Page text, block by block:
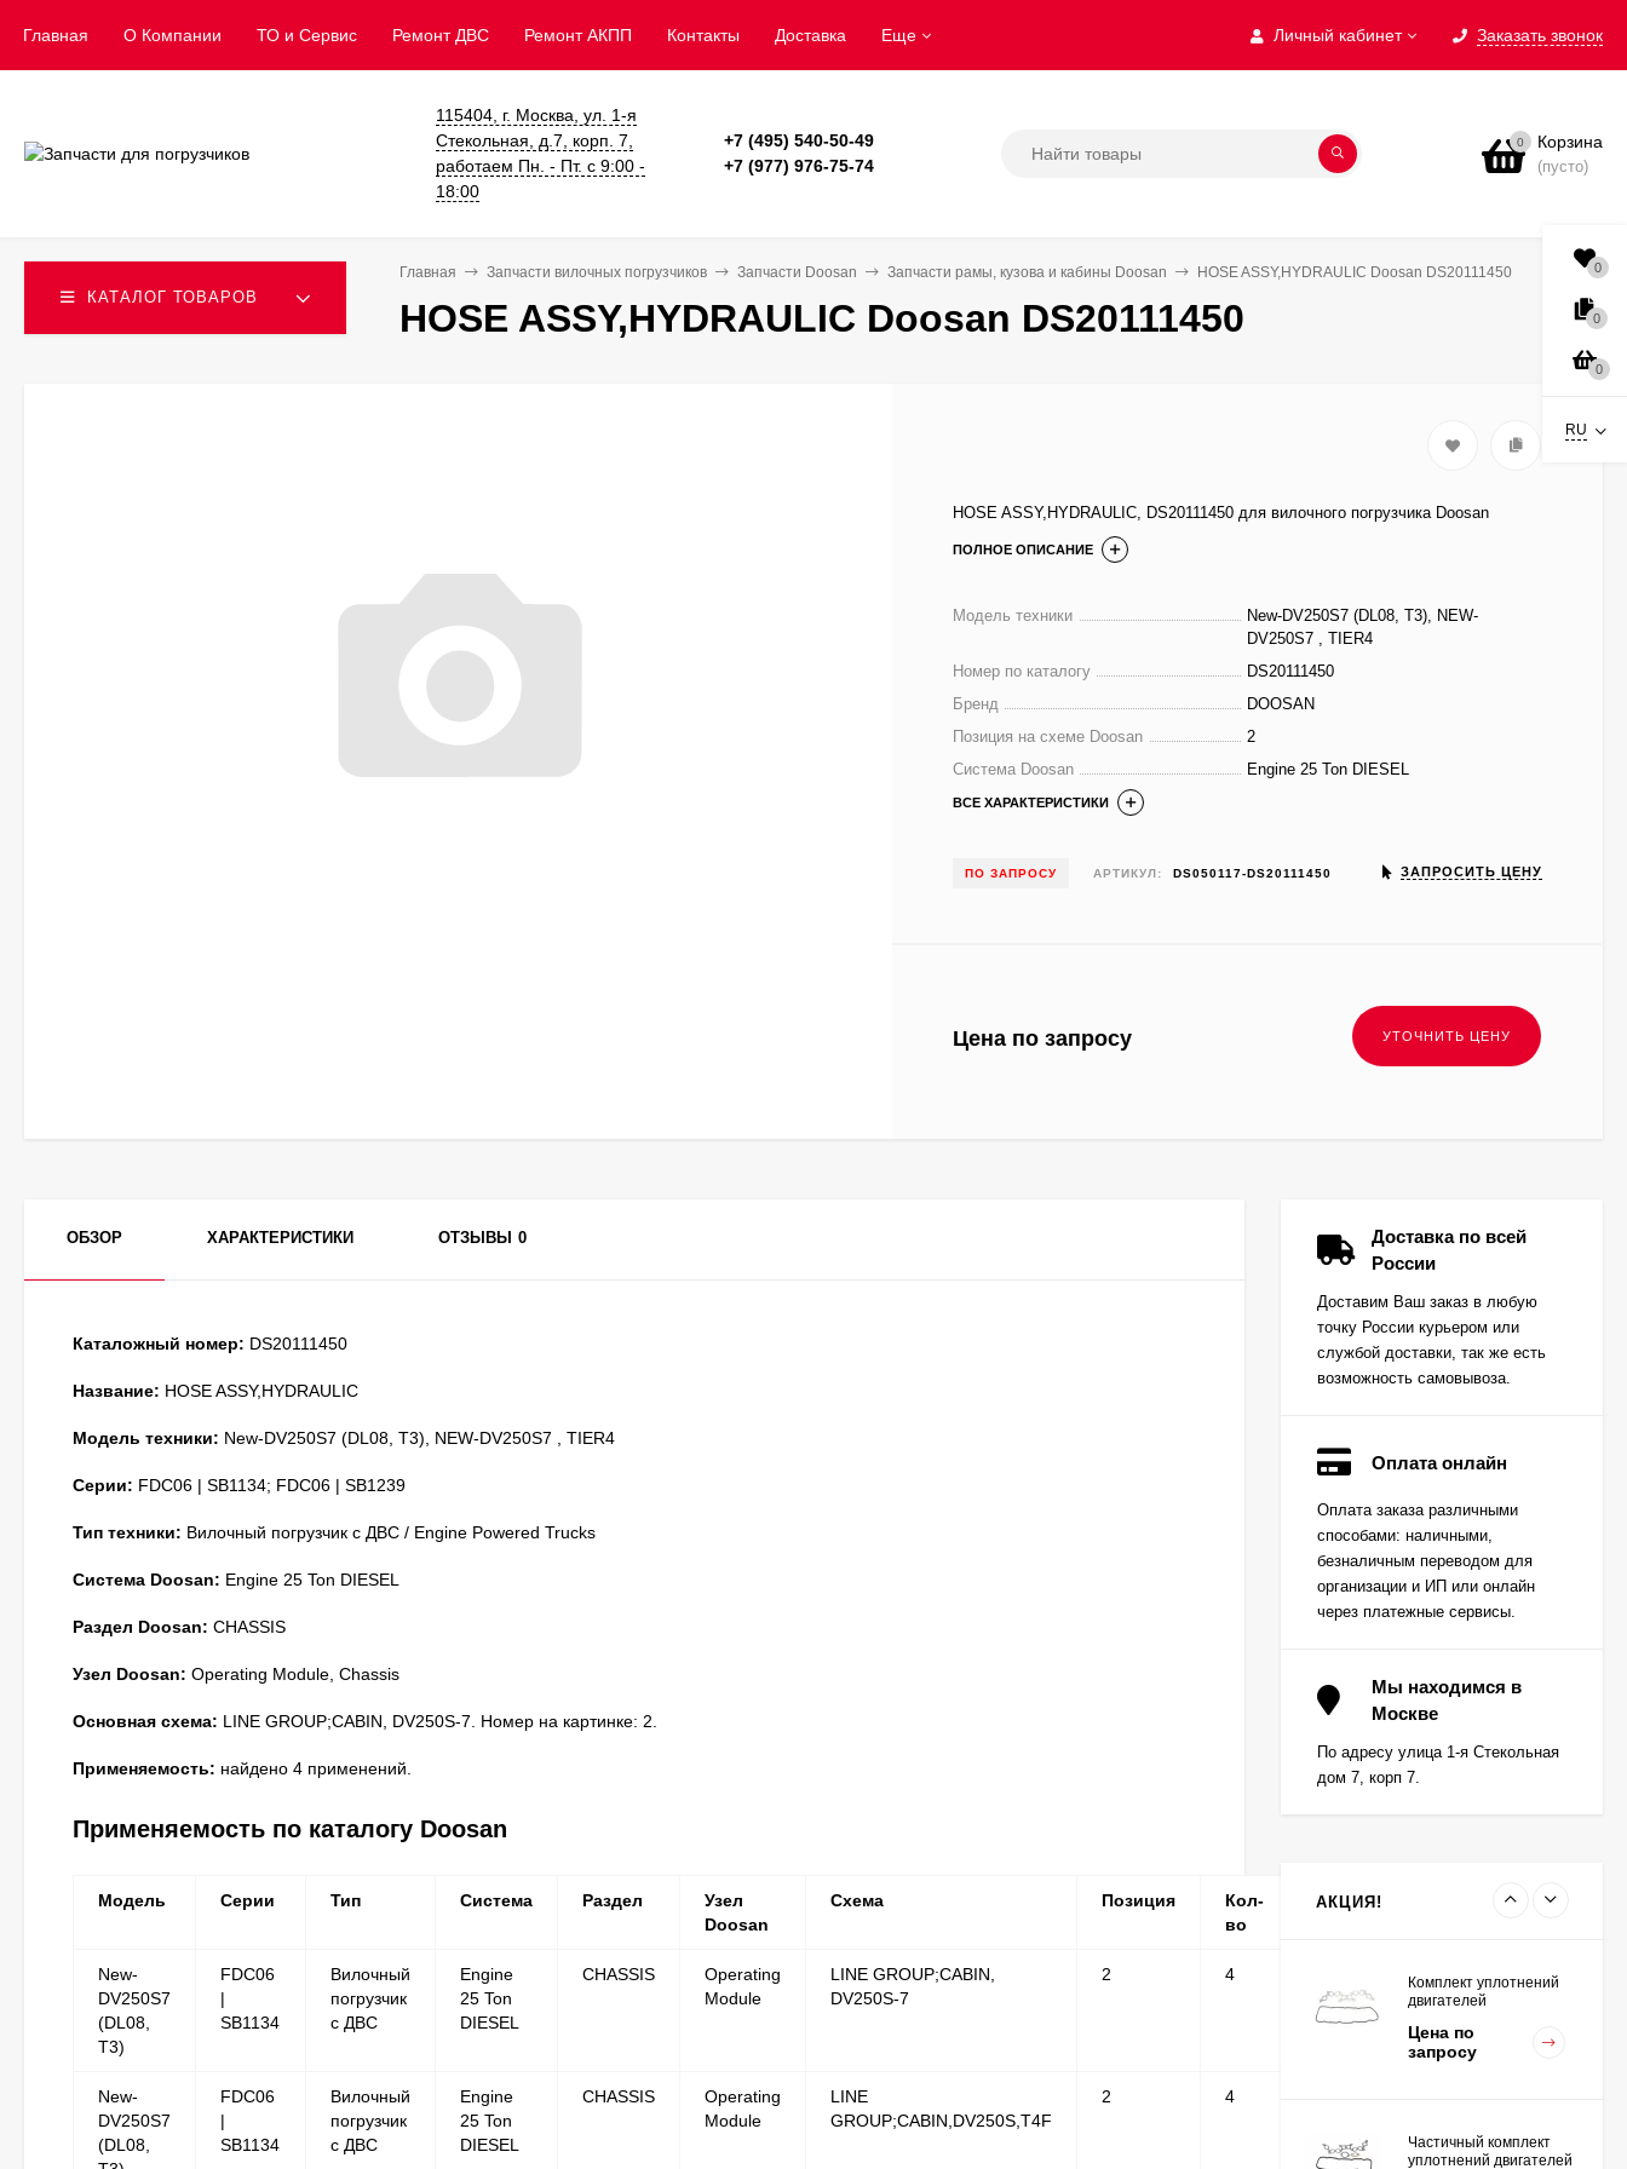
Личный кабинет Заказать звонок
Главная О Компании ТО и Сервис ​Ремонт ДВС Ремонт АКПП Контакты Доставка Еще
115404, г. Москва, ул. 1-я
Стекольная, д.7, корп. 7,
работаем Пн. - Пт. с 9:00 -
18:00
+7 (495) 540-50-49
+7 (977) 976-75-74
0 Корзина
(пусто)
КАТАЛОГ ТОВАРОВ
Главная Запчасти вилочных погрузчиков Запчасти Doosan Запчасти рамы, кузова и кабины Doosan HOSE ASSY,HYDRAULIC Doosan DS20111450
HOSE ASSY,HYDRAULIC Doosan DS20111450
HOSE ASSY,HYDRAULIC, DS20111450 для вилочного погрузчика Doosan
ПОЛНОЕ ОПИСАНИЕ
Модель техники
New-DV250S7 (DL08, T3), NEW-
DV250S7 , TIER4
Номер по каталогу
DS20111450
Бренд
DOOSAN
Позиция на схеме Doosan
2
Система Doosan
Engine 25 Ton DIESEL
ВСЕ ХАРАКТЕРИСТИКИ
ПО ЗАПРОСУ АРТИКУЛ: DS050117-DS20111450 ЗАПРОСИТЬ ЦЕНУ
Цена по запросу
ОБЗОР ХАРАКТЕРИСТИКИ ОТЗЫВЫ 0
Каталожный номер: DS20111450
Название: HOSE ASSY,HYDRAULIC
Модель техники: New-DV250S7 (DL08, T3), NEW-DV250S7 , TIER4
Серии: FDC06 | SB1134; FDC06 | SB1239
Тип техники: Вилочный погрузчик с ДВС / Engine Powered Trucks
Система Doosan: Engine 25 Ton DIESEL
Раздел Doosan: CHASSIS
Узел Doosan: Operating Module, Chassis
Основная схема: LINE GROUP;CABIN, DV250S-7. Номер на картинке: 2.
Применяемость: найдено 4 применений.
Применяемость по каталогу Doosan
Модель Серии Тип Система Раздел
Узел
Doosan
Схема Позиция
Кол-
во
Серийные
Примечание
New-
DV250S7
(DL08,
T3)
FDC06
|
SB1134
Вилочный
погрузчик
с ДВС
Engine
25 Ton
DIESEL
CHASSIS
Operating
Module
LINE GROUP;CABIN,
DV250S-7
2 4
New-
DV250S7
(DL08,
FDC06
|
SB1134
Вилочный
погрузчик
с ДВС
Engine
25 Ton
DIESEL
CHASSIS
Operating
Module
LINE
GROUP;CABIN,DV250S,T4F
2 4
Доставка по всей
России
Доставим Ваш заказ в любую
точку России курьером или
службой доставки, так же есть
возможность самовывоза.
Оплата онлайн
Оплата заказа различными
способами: наличными,
безналичным переводом для
организации и ИП или онлайн
через платежные сервисы.
Мы находимся в
Москве
По адресу улица 1-я Стекольная
дом 7, корп 7.
АКЦИЯ!
Вкладыш коренной
(0,25) (1шт - 1
половинка) для
двигателей
K15,K21,K25
запросу
(1шт - 1 половинка) для
двигателей
K15,K21,K25
Цена по
Комплект уплотнений
двигателей
Цена по
запросу
Частичный комплект
уплотнений двигателей
0
0
0
RU